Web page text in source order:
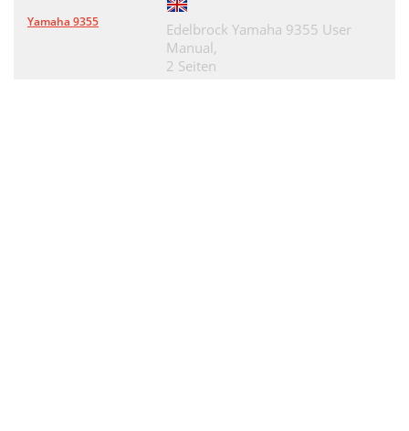
Yamaha 9355
Edelbrock Yamaha 9355 User
Manual,
2 Seiten